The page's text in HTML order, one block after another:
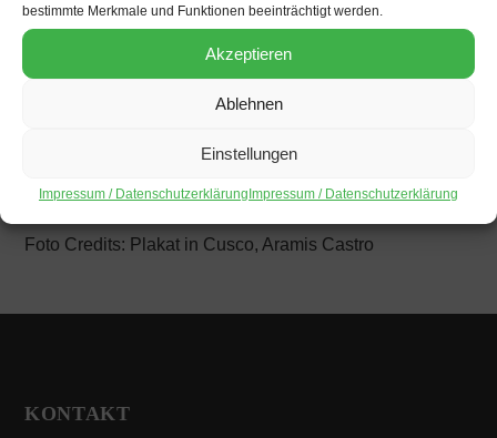
bestimmte Merkmale und Funktionen beeinträchtigt werden.
Akzeptieren
Ablehnen
Einstellungen
Impressum / Datenschutzerklärung Impressum / Datenschutzerklärung
Kongressabgeordnete
: César Bazán Seminario, Infostelle Peru
Das Gespräch findet auf Spanisch mit
LAF Berlin e.V.
Foto Credits: Plakat in Cusco, Aramis Castro
KONTAKT